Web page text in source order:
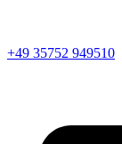
+49 35752 949510